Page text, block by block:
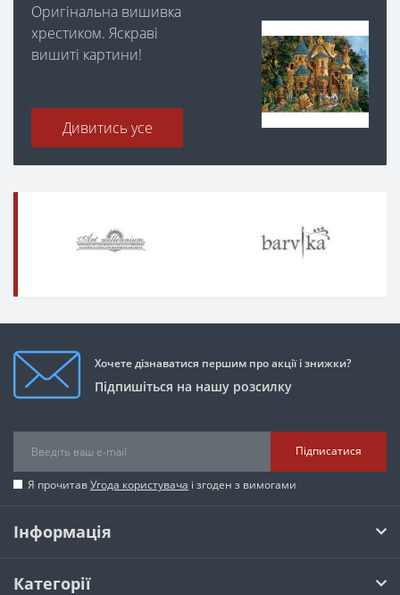
Оригінальна вишивка
хрестиком. Яскраві
вишиті картини!
Дивитись усе
Хочете дізнаватися першим про акції і знижки?
Підпишіться на нашу розсилку
Підписатися
Я прочитавУгода користувача і згоден з вимогами
Інформація
Категорії